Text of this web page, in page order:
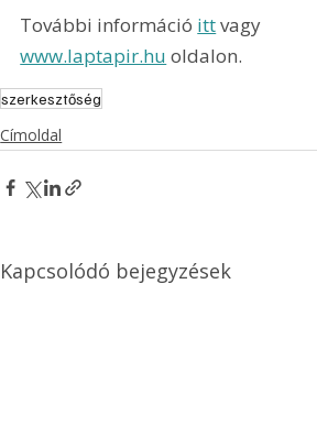
További információ itt vagy
www.laptapir.hu oldalon.
szerkesztőség
Címoldal
Kapcsolódó bejegyzések